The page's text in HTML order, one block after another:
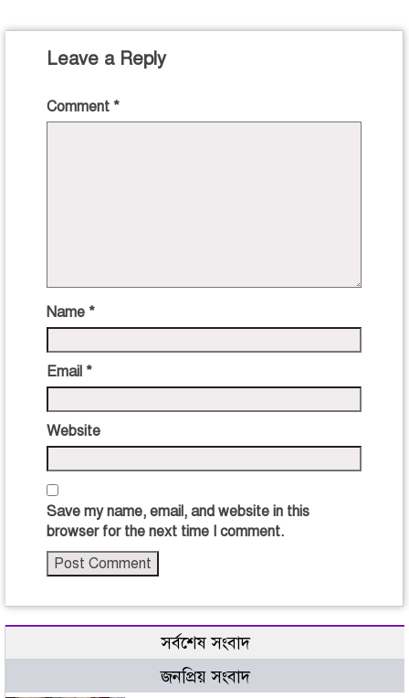
Leave a Reply
Comment *
Name *
Email *
Website
Save my name, email, and website in this
browser for the next time I comment.
সর্বশেষ সংবাদ
জনপ্রিয় সংবাদ